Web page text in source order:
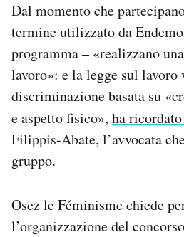
Dal momento che
termine utilizzato da
programma – «realizzano
lavoro»: e la legge sul lavoro
discriminazione basata su
e aspetto fisico», ha
Filippis-Abate, l’avvocata
gruppo.
Osez le Féminisme chiede
l’organizzazione del